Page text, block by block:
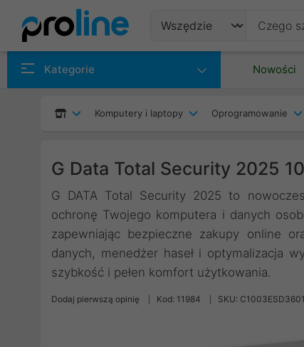
Kategorie Nowości
Komputery i laptopy Oprogramowanie
G Data Total Security 2025
G DATA Total Security 2025 to
ochronę Twojego komputera i danych
zapewniając bezpieczne zakupy online
danych, menedżer haseł i optymalizacja
szybkość i pełen komfort użytkowania.
Dodaj pierwszą opinię Kod: 11984 SKU: